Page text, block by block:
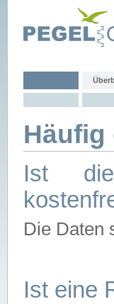
Häufig
Ist die
Die Daten
Ist eine